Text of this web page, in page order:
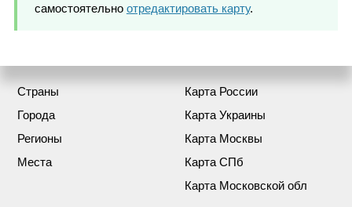
самостоятельно отредактировать карту.
Страны
Города
Регионы
Места
Карта России
Карта Украины
Карта Москвы
Карта СПб
Карта Московской обл